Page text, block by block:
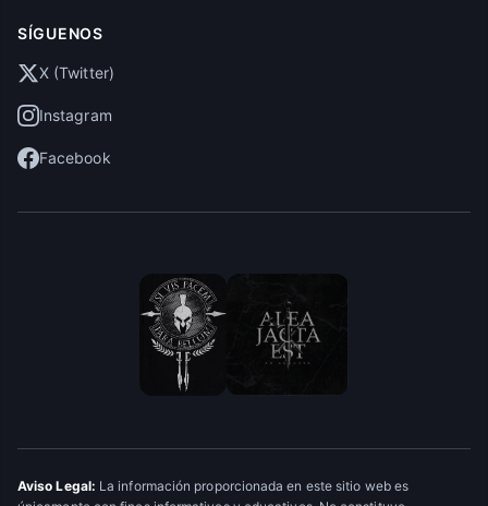
SÍGUENOS
X (Twitter)
Instagram
Facebook
Aviso Legal: La información proporcionada en este sitio web es